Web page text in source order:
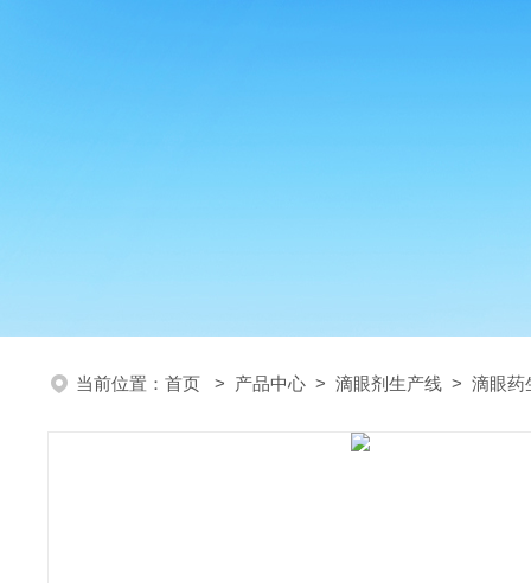
当前位置： 首页 > 产品中心 > 滴眼剂生产线 > 滴眼药